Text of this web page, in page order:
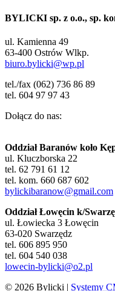
BYLICKI sp. z o.o., sp.
ul. Kamienna 49
63-400 Ostrów Wlkp.
biuro.bylicki@wp.pl
tel./fax (062) 736 86 89
tel. 604 97 97 43
Dołącz do nas:
Oddział Baranów koło
ul. Kluczborska 22
tel. 62 791 61 12
tel. kom. 660 687 602
bylickibaranow@gmail.com
Oddział Łowęcin k/
ul. Łowiecka 3 Łowęcin
63-020 Swarzędz
tel. 606 895 950
tel. 604 540 038
lowecin-bylicki@o2.pl
© 2026 Bylicki | Systemy